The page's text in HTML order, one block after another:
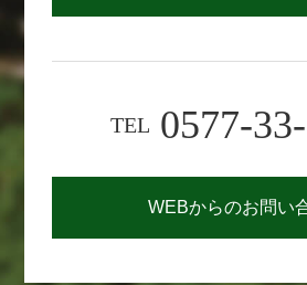
TEL 0577-
WEBからのお問い